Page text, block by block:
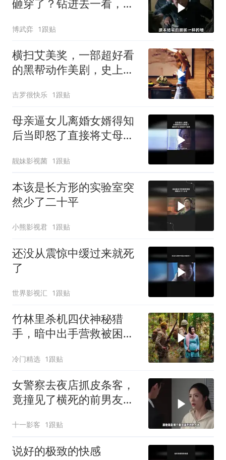
砸穿了？钻进去一看，更
博武弈 1跟贴
横扫艾美奖，一部超好看
的黑帮动作美剧，史上最
吉罗很快乐 1跟贴
母亲逼女儿离婚女婿得知
后当即怒了直接将丈母娘
靓妹影视菌 1跟贴
本该是长方形的实验室突
然少了二十平
小熊影视君 1跟贴
还没从震惊中缓过来就死
了
世界影视汇 1跟贴
竹林里杀机四伏神秘猎
手，暗中出手营救被困女
冷门精选 1跟贴
女警察去夜店抓皮条客，
竟撞见了横死的前男友成
十一影客 1跟贴
说好的极致的快感